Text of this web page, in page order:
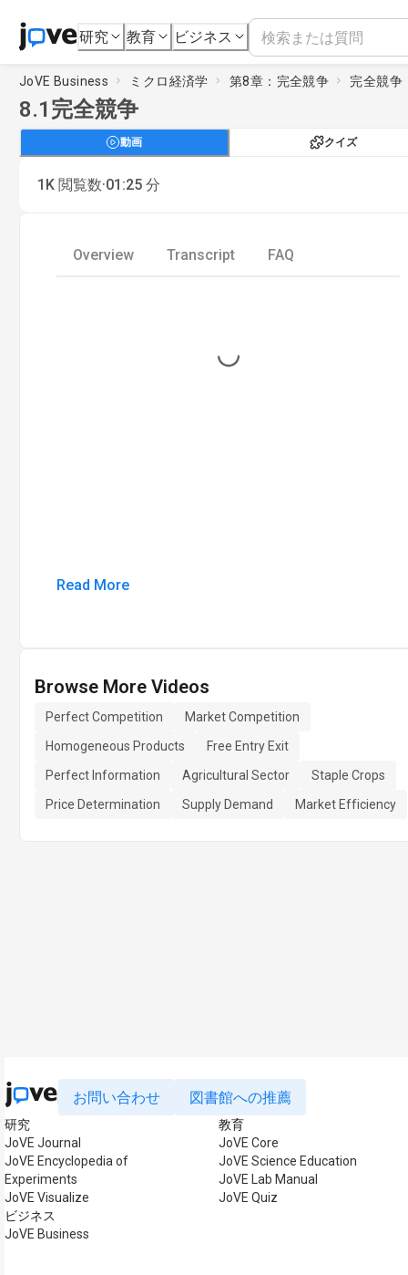
研究 教育 ビジネス
JoVE Business ミクロ経済学 第8章：完全競争 完全競争
8.1 完全競争
動画 クイズ
1K 閲覧数·01:25 分
Overview Transcript FAQ
Loading...
Read More
Browse More Videos
Perfect Competition
Market Competition
Homogeneous Products
Free Entry Exit
Perfect Information
Agricultural Sector
Staple Crops
Price Determination
Supply Demand Market Efficiency
お問い合わせ 図書館への推薦
研究
JoVE Journal
JoVE Encyclopedia of
Experiments
JoVE Visualize
ビジネス
JoVE Business
教育
JoVE Core
JoVE Science Education
JoVE Lab Manual
JoVE Quiz